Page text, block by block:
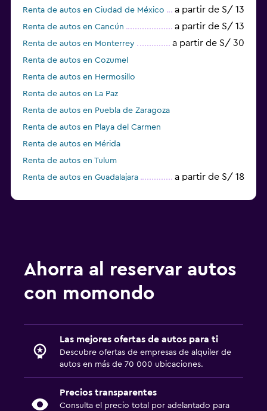
Renta de autos en Ciudad de México a partir de S/ 13
Renta de autos en Cancún a partir de S/ 13
Renta de autos en Monterrey a partir de S/ 30
Renta de autos en Cozumel
Renta de autos en Hermosillo
Renta de autos en La Paz
Renta de autos en Puebla de Zaragoza
Renta de autos en Playa del Carmen
Renta de autos en Mérida
Renta de autos en Tulum
Renta de autos en Guadalajara
a partir de S/ 18
Ahorra al reservar autos
con momondo
Las mejores ofertas de autos para ti
Descubre ofertas de empresas de alquiler de
autos en más de 70 000 ubicaciones.
Precios transparentes
Consulta el precio total por adelantado para